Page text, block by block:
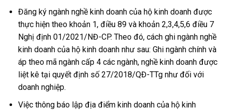
Đăng ký ngành nghề kinh doanh của hộ kinh doanh được
thực hiện theo khoản 1, điều 89 và khoản 2,3,4,5,6 điều 7
Nghị định 01/2021/NĐ-CP. Theo đó, cách ghi ngành nghề
kinh doanh của hộ kinh doanh như sau: Ghi ngành chính và
áp theo mã ngành cấp 4 các ngành, nghề kinh doanh được
liệt kê tại quyết định số 27/2018/QĐ-TTg như đối với
doanh nghiệp.
Việc thông báo lập địa điểm kinh doanh của hộ kinh